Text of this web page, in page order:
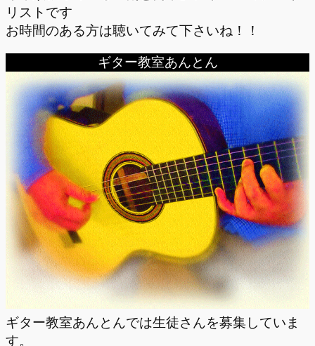
リストです
お時間のある方は聴いてみて下さいね！！
ギター教室あんとん
ギター教室あんとんでは生徒さんを募集していま
す。